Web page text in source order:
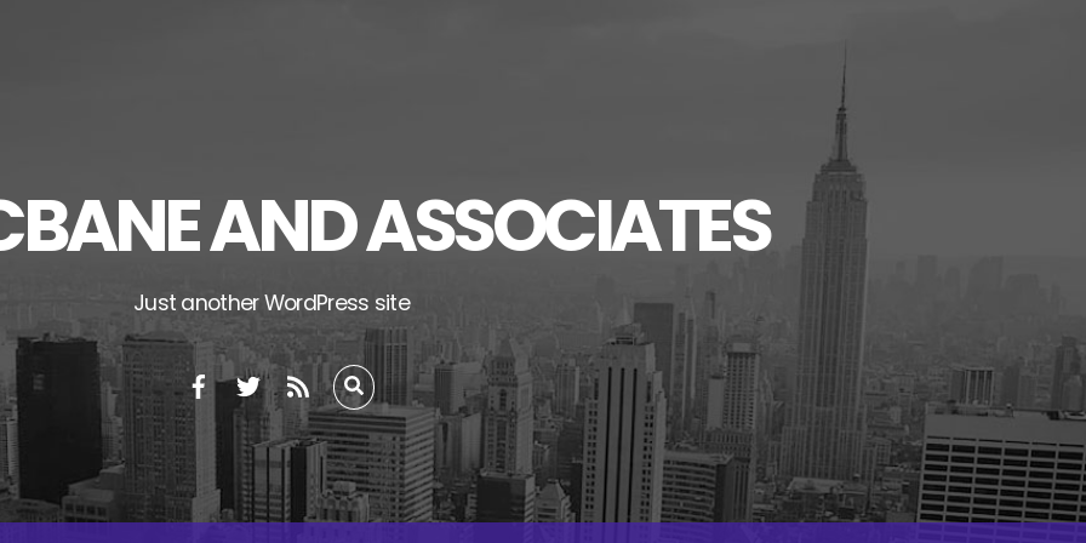
AND ASSOCIATES
Just another WordPress site
FacebookTwitter
RSS